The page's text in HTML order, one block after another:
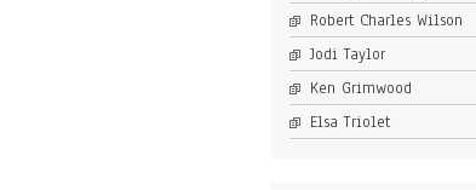
Robert Charles Wilson
Jodi Taylor
Ken Grimwood
Elsa Triolet